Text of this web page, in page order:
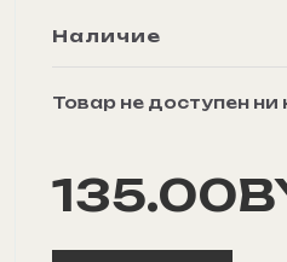
Наличие
Товар не доступен